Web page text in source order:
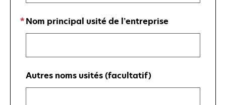
Nom principal usité de l’entreprise
Autres noms usités (facultatif)